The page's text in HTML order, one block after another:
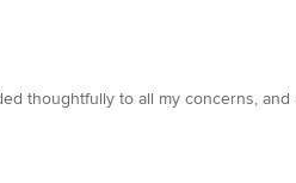
thoughtfully to all my concerns,